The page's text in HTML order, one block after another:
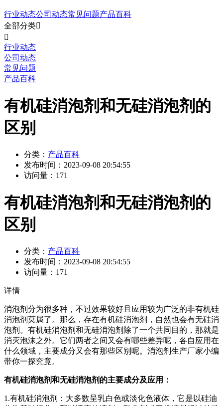
行业动态公司动态常见问题产品百科
全部分类

行业动态
公司动态
常见问题
产品百科
有机硅消泡剂和无硅消泡剂的
区别
分类： 产品百科
发布时间： 2023-09-08 20:54:55
访问量： 171
有机硅消泡剂和无硅消泡剂的
区别
分类： 产品百科
发布时间： 2023-09-08 20:54:55
访问量： 171
详情
消泡剂分为很多种，不过效果较好且应用较为广泛的非有机硅
消泡剂莫属了。那么，存在有机硅消泡剂，自然也会有无硅消
泡剂。有机硅消泡剂和无硅消泡剂除了一个共同目的，那就是
消灭泡沫之外。它们两者之间又会有哪些差异呢，各自应用在
什么领域，主要成分又会有那些区别呢。消泡剂生产厂家小编
带你一探究竟。
有机硅消泡剂和无硅消泡剂的主要成分及应用：
1.有机硅消泡剂：大多数呈乳白色或淡化色液体，它是以硅油